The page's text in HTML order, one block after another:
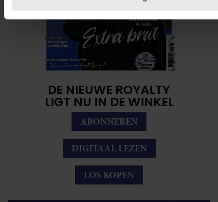
functies voor social media te bieden en om ons
Ook delen we informatie over uw gebruik van onze site met
social media, adverteren en analyse. Deze partners kunnen
combineren met andere informatie die u aan ze heeft
verzameld op basis van uw gebruik van hun services. U
DE NIEUWE ROYALTY
LIGT NU IN DE WINKEL
ABONNEREN
DIGITAAL LEZEN
LOS KOPEN